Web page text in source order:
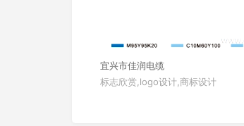
宜兴市佳润电缆
标志欣赏,logo设计,商标设计